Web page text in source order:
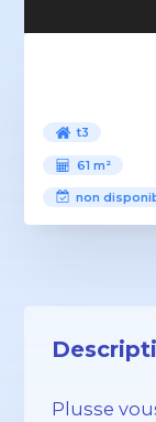
t3
61 m²
non
Plusse